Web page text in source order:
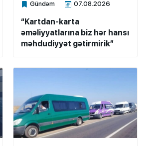
Gündəm 07.08.2026
Xalq.Online
“Kartdan-karta
əməliyyatlarına biz hər hansı
məhdudiyyət gətirmirik”